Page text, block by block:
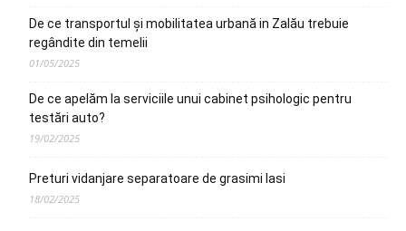
De ce transportul și mobilitatea urbană in Zalău trebuie
regândite din temelii
01/05/2025
De ce apelăm la serviciile unui cabinet psihologic pentru
testări auto?
19/02/2025
Preturi vidanjare separatoare de grasimi Iasi
18/02/2025